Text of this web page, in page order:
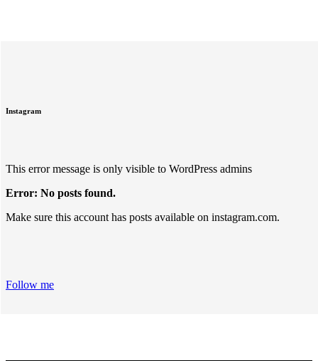
Instagram
This error message is only visible to WordPress admins
Error: No posts found.
Make sure this account has posts available on instagram.com.
Follow me